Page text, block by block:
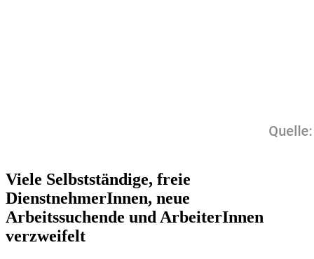
Viele Selbstständige, freie
DienstnehmerInnen, neue
Arbeitssuchende und ArbeiterInnen
verzweifelt